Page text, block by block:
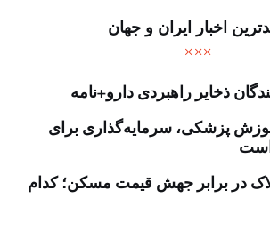
اخبار ایران و جهان
ذخایر راهبردی دارو+نامه
پزشکی، سرمایه‌گذاری برای
است
در برابر جهش قیمت مسکن؛ کدام